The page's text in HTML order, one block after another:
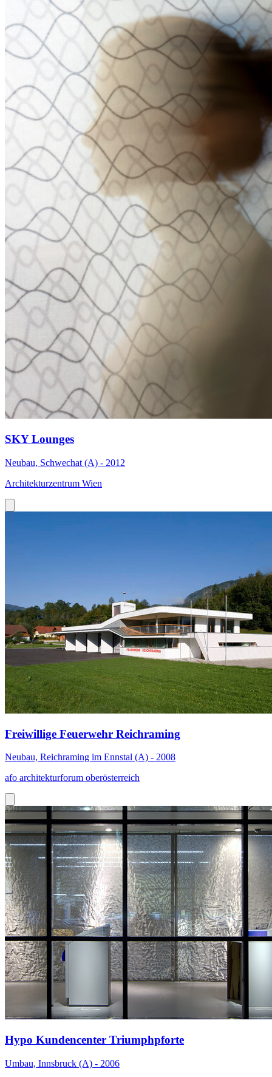
SKY Lounges
Neubau, Schwechat (A) - 2012
Architekturzentrum Wien
Freiwillige Feuerwehr Reichraming
Neubau, Reichraming im Ennstal (A) - 2008
afo architekturforum oberösterreich
Hypo Kundencenter Triumphpforte
Umbau, Innsbruck (A) - 2006